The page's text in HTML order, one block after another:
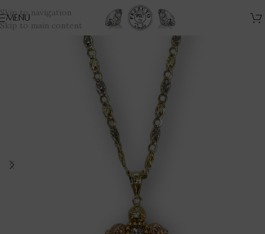
Skip to navigation
Skip to main content
MENU